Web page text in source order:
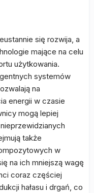
się rozwija, a
mające na celu
użytkowania.
systemów
na
energii w czasie
mogą lepiej
także
w
na ich mniejszą wagę
coraz częściej
hałasu i drgań, co